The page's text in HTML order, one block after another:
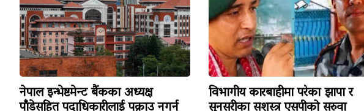
नेपाल इन्भेष्टमेन्ट बैंकका अध्यक्ष विभागीय कारबाहीमा परेका झापा र